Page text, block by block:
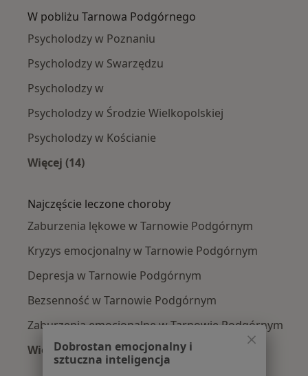
W pobliżu Tarnowa Podgórnego
Psycholodzy w Poznaniu
Psycholodzy w Swarzędzu
Psycholodzy w
Psycholodzy w Środzie Wielkopolskiej
Psycholodzy w Kościanie
Więcej (14)
Najczęście leczone choroby
Zaburzenia lękowe w Tarnowie Podgórnym
Kryzys emocjonalny w Tarnowie Podgórnym
Depresja w Tarnowie Podgórnym
Bezsenność w Tarnowie Podgórnym
Zaburzenia emocjonalne w Tarnowie Podgórnym
Więcej (15)
Więcej w kategorii: Najczęście leczone
Dobrostan emocjonalny i
sztuczna inteligencja